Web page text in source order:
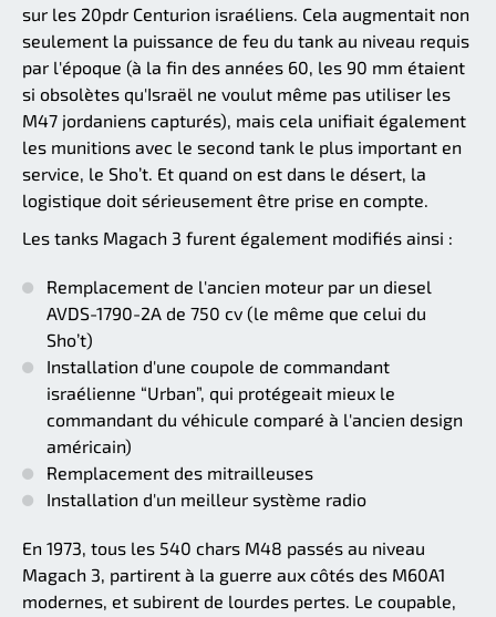
sur les 20pdr Centurion israéliens. Cela augmentait non
seulement la puissance de feu du tank au niveau requis
par l'époque (à la fin des années 60, les 90 mm étaient
si obsolètes qu'Israël ne voulut même pas utiliser les
M47 jordaniens capturés), mais cela unifiait également
les munitions avec le second tank le plus important en
service, le Sho’t. Et quand on est dans le désert, la
logistique doit sérieusement être prise en compte.
Les tanks Magach 3 furent également modifiés ainsi :
Remplacement de l'ancien moteur par un diesel
AVDS-1790-2A de 750 cv (le même que celui du
Sho’t)
Installation d'une coupole de commandant
israélienne “Urban”, qui protégeait mieux le
commandant du véhicule comparé à l'ancien design
américain)
Remplacement des mitrailleuses
Installation d'un meilleur système radio
En 1973, tous les 540 chars M48 passés au niveau
Magach 3, partirent à la guerre aux côtés des M60A1
modernes, et subirent de lourdes pertes. Le coupable,